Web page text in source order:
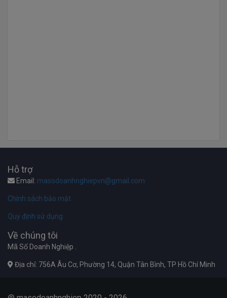
Hỗ trợ
Email: masodoanhnghiepvn@gmail.com
Chính sách bảo mật
Quy định sử dụng
Về chúng tôi
Mã Số Doanh Nghiệp .
Địa chỉ: 756A Âu Cơ, Phường 14, Quận Tân Bình, TP Hồ Chí Minh